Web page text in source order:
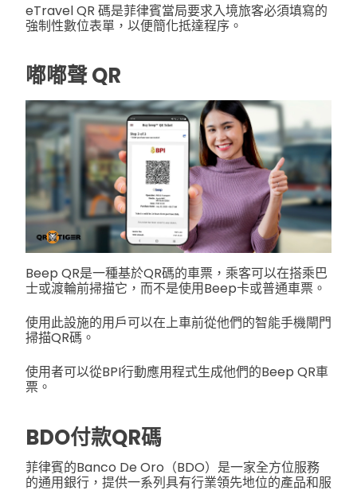
eTravel QR 碼是菲律賓當局要求入境旅客必須填寫的
強制性數位表單，以便簡化抵達程序。
嘟嘟聲 QR
Beep QR是一種基於QR碼的車票，乘客可以在搭乘巴
士或渡輪前掃描它，而不是使用Beep卡或普通車票。
使用此設施的用戶可以在上車前從他們的智能手機閘門
掃描QR碼。
使用者可以從BPI行動應用程式生成他們的Beep QR車
票。
BDO付款QR碼
菲律賓的Banco De Oro（BDO）是一家全方位服務
的通用銀行，提供一系列具有行業領先地位的產品和服